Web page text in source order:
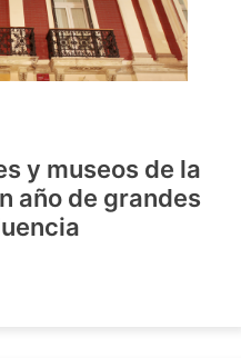
y museos de la
año de grandes